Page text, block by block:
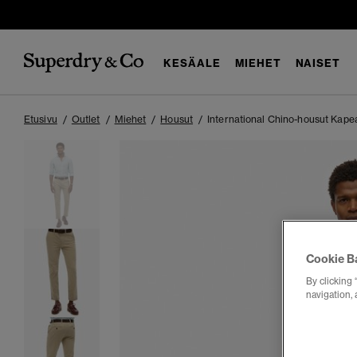
KESÄALE MIEHET NAISET
Etusivu Outlet Miehet Housut International Chino-housut
Cookie
By clicking
navigation,